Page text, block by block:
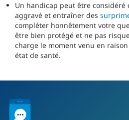
Un handicap peut être considéré
aggravé et entraîner des
compléter honnêtement votre
être bien protégé et ne pas
charge le moment venu en
état de santé.